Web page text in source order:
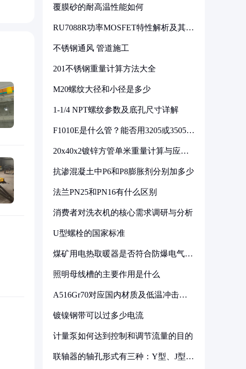
覆膜砂的耐高温性能如何
RU7088R功率MOSFET特性解析及其在
不锈钢通风 管道施工
201不锈钢重量计算方法大全
M20螺纹大径和小径是多少
1-1/4 NPT螺纹参数及底孔尺寸详解
F1010E是什么管？能否用3205或3505代
20x40x2镀锌方管单米重量计算与应用
抗渗混凝土中P6和P8膨胀剂分别加多少
法兰PN25和PN16有什么区别
消费者对洗衣机的核心需求调研与分析
U型螺栓的国家标准
煤矿用电热取暖器是否符合防爆电气设
照明母线槽的主要作用是什么
A516Gr70对应国内材质及低温冲击要
镀镍钢带可以过多少电流
计量泵如何达到控制和调节流量的目的
联轴器的轴孔形式有三种：Y型、J型、